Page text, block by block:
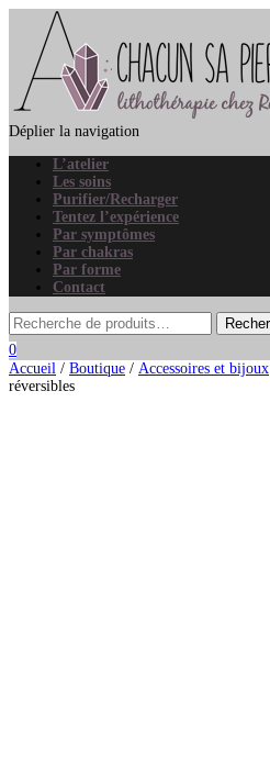
Déplier la navigation
L’atelier
Les soins
Purifier/Recharger
Tentez l’expérience
Par symptômes
Par chakras
Par forme
Contact
0
Accueil / Boutique / Accessoires et bijoux
réversibles